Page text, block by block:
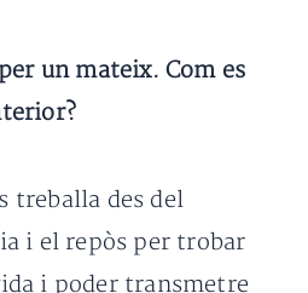
un mateix. Com es
treballa des del
i el repòs per trobar
i poder transmetre